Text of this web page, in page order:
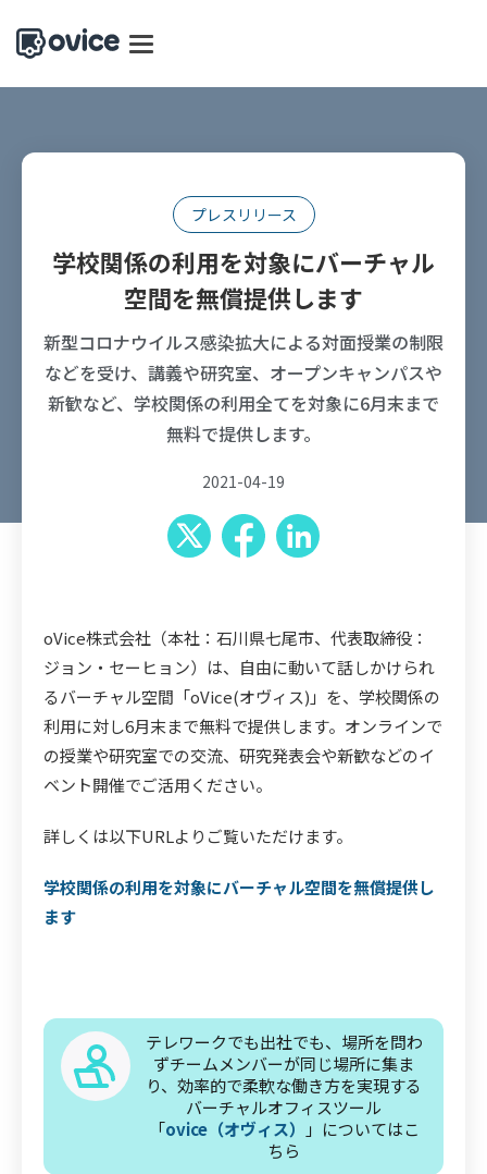
プレスリリース
学校関係の利用を対象にバーチャル
空間を無償提供します
新型コロナウイルス感染拡大による対面授業の制限
などを受け、講義や研究室、オープンキャンパスや
新歓など、学校関係の利用全てを対象に6月末まで
無料で提供します。
2021-04-19
oVice株式会社（本社：石川県七尾市、代表取締役：
ジョン・セーヒョン）は、自由に動いて話しかけられ
るバーチャル空間「oVice(オヴィス)」を、学校関係の
利用に対し6月末まで無料で提供します。オンラインで
の授業や研究室での交流、研究発表会や新歓などのイ
ベント開催でご活用ください。
詳しくは以下URLよりご覧いただけます。
学校関係の利用を対象にバーチャル空間を無償提供し
ます
テレワークでも出社でも、場所を問わ
ずチームメンバーが同じ場所に集ま
り、効率的で柔軟な働き方を実現する
バーチャルオフィスツール
「ovice（オヴィス）
」についてはこ
ちら